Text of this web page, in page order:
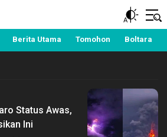
Utara, Kawanua, Politik,
Kriminal dan Nasional
Berita Utama Tomohon Boltara
Status Awas,
Ini